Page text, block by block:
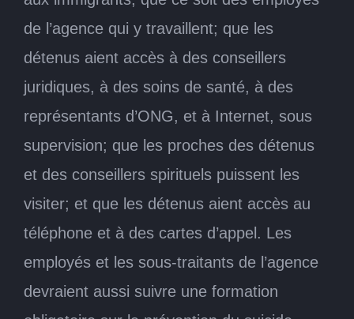
de l’agence qui y travaillent; que les
détenus aient accès à des conseillers
juridiques, à des soins de santé, à des
représentants d’ONG, et à Internet, sous
supervision; que les proches des détenus
et des conseillers spirituels puissent les
visiter; et que les détenus aient accès au
téléphone et à des cartes d’appel. Les
employés et les sous-traitants de l’agence
devraient aussi suivre une formation